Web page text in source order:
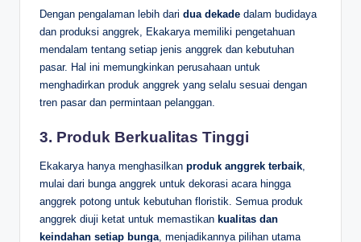
Dengan pengalaman lebih dari dua dekade dalam budidaya
dan produksi anggrek, Ekakarya memiliki pengetahuan
mendalam tentang setiap jenis anggrek dan kebutuhan
pasar. Hal ini memungkinkan perusahaan untuk
menghadirkan produk anggrek yang selalu sesuai dengan
tren pasar dan permintaan pelanggan.
3. Produk Berkualitas Tinggi
Ekakarya hanya menghasilkan produk anggrek terbaik
mulai dari bunga anggrek untuk dekorasi acara hingga
anggrek potong untuk kebutuhan floristik. Semua produk
anggrek diuji ketat untuk memastikan kualitas dan
keindahan setiap bunga , menjadikannya pilihan utama